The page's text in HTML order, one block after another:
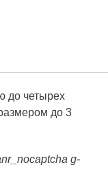
до четырех
до 3
g-